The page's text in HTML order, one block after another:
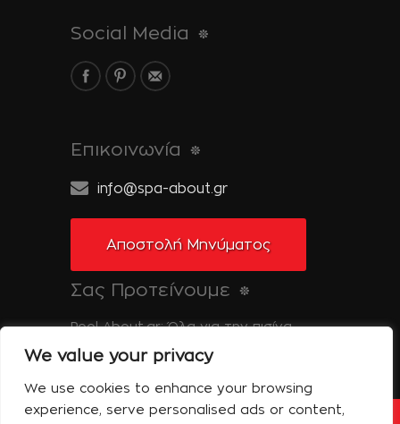
We value your privacy
We use cookies to enhance your browsing
experience, serve personalised ads or content,
Social Media
Επικοινωνία
info@spa-about.gr
Αποστολή Μηνύματος
Σας Προτείνουμε
Pool-About.gr: Όλα για την πισίνα
Tinos-About.gr: Ανακαλύψτε την Τήνο